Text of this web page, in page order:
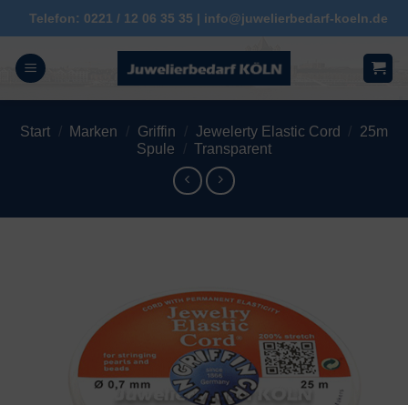
Zum
Inhalt
springen
Telefon: 0221 / 12 06 35 35 | info@juwelierbedarf-koeln.de
Start / Marken / Griffin / Jewelerty Elastic Cord / 25m
Spule
/ Transparent